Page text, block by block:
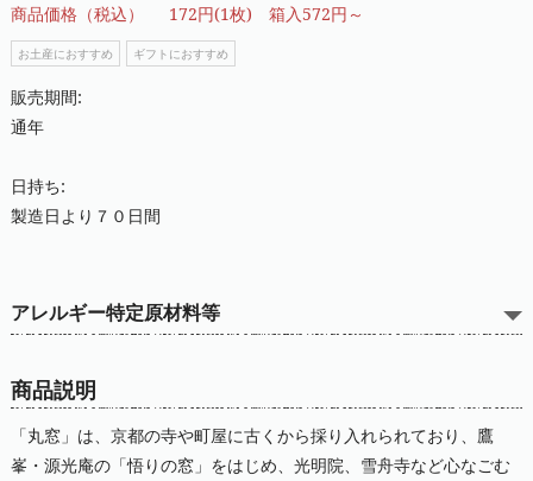
商品価格（税込） 172円(1枚) 箱入572円～
お土産におすすめ ギフトにおすすめ
販売期間:
通年
日持ち:
製造日より７０日間
アレルギー特定原材料等
商品説明
「丸窓」は、京都の寺や町屋に古くから採り入れられており、鷹
峯・源光庵の「悟りの窓」をはじめ、光明院、雪舟寺など心なごむ